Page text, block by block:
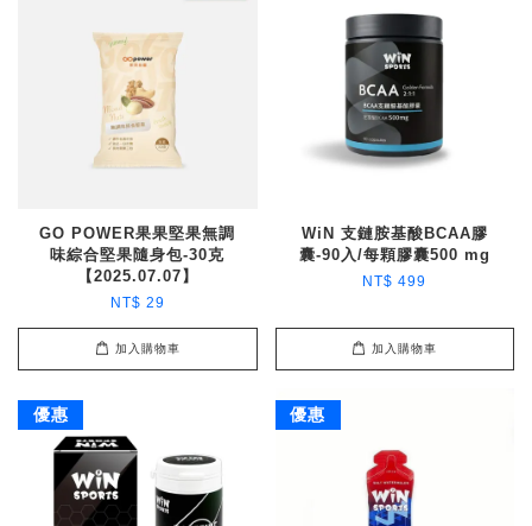
GO POWER果果堅果無調
味綜合堅果隨身包-30克
【2025.07.07】
NT$ 29
加入購物車
WiN 支鏈胺基酸BCAA膠
囊-90入/每顆膠囊500 mg
NT$ 499
加入購物車
優惠 優惠